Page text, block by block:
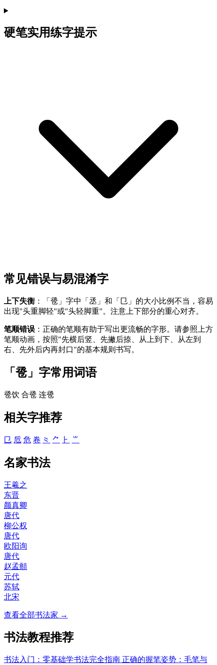
硬笔实用练字提示
常见错误与易混淆字
上下失衡 ：「卺」字中「丞」和「㔾」的大小比例不当，容易
出现"头重脚轻"或"头轻脚重"。注意上下部分的重心对齐。
笔顺错误 ：正确的笔顺有助于写出更流畅的字形。请参照上方
笔顺动画，按照"先横后竖、先撇后捺、从上到下、从左到
右、先外后内再封口"的基本规则书写。
「卺」字常用词语
卺饮 合卺 连卺
相关字推荐
㔾 卮 危 卷 ⺀ ⺈ ⺊ ⺌
名家书法
王羲之
东晋
颜真卿
唐代
柳公权
唐代
欧阳询
唐代
赵孟頫
元代
苏轼
北宋
查看全部书法家 →
书法教程推荐
书法入门：零基础学书法完全指南 正确的握笔姿势：毛笔与